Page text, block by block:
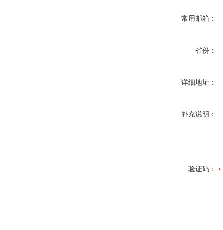
常用邮箱：
省份：
详细地址：
补充说明：
验证码：